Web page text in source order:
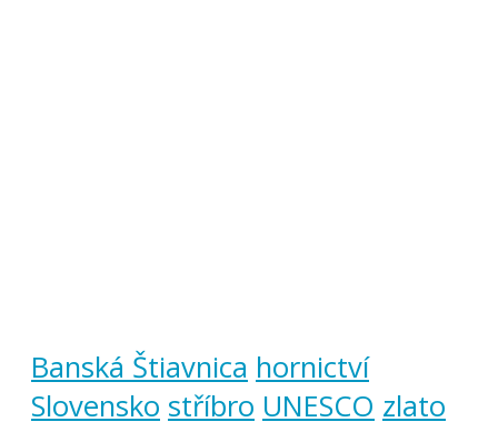
Banská Štiavnica hornictví
Slovensko stříbro UNESCO zlato